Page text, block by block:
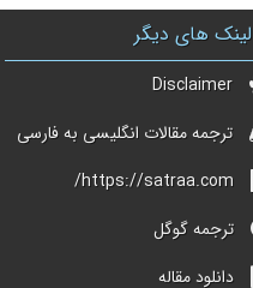
لینک های دیگر
Disclaimer
ترجمه مقالات انگلیسی به فارسی
https://satraa.com/
ترجمه گوگل
دانلود مقاله